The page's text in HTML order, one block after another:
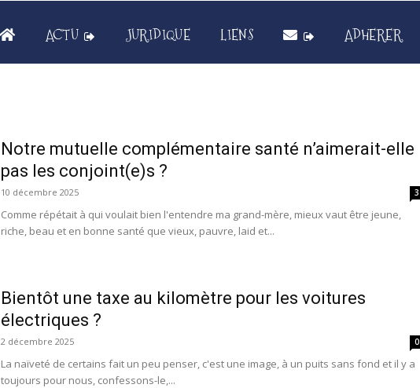
ACTU JURIDIQUE LIENS ADHERER
Notre mutuelle complémentaire santé n’aimerait-elle
pas les conjoint(e)s ?
10 décembre 2025 3
Comme répétait à qui voulait bien l'entendre ma grand-mère, mieux vaut être jeune,
riche, beau et en bonne santé que vieux, pauvre, laid et...
Bientôt une taxe au kilomètre pour les voitures
électriques ?
2 décembre 2025 0
La naïveté de certains fait un peu penser, c'est une image, à un puits sans fond et il y a
toujours pour nous, confessons-le,...